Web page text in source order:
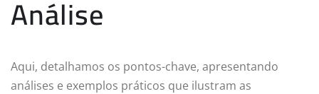
Análise
Aqui, detalhamos os pontos-chave, apresentando
análises e exemplos práticos que ilustram as